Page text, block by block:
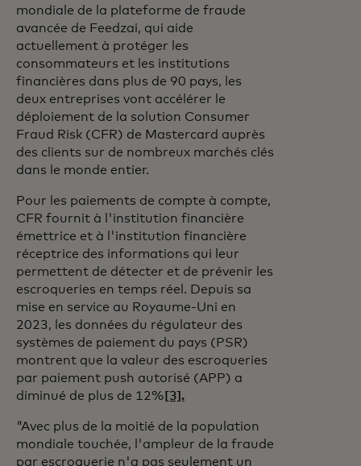
mondiale de la plateforme de fraude
avancée de Feedzai, qui aide
actuellement à protéger les
consommateurs et les institutions
financières dans plus de 90 pays, les
deux entreprises vont accélérer le
déploiement de la solution Consumer
Fraud Risk (CFR) de Mastercard auprès
des clients sur de nombreux marchés clés
dans le monde entier.
Pour les paiements de compte à compte,
CFR fournit à l'institution financière
émettrice et à l'institution financière
réceptrice des informations qui leur
permettent de détecter et de prévenir les
escroqueries en temps réel. Depuis sa
mise en service au Royaume-Uni en
2023, les données du régulateur des
systèmes de paiement du pays (PSR)
montrent que la valeur des escroqueries
par paiement push autorisé (APP) a
diminué de plus de 12% [3].
"Avec plus de la moitié de la population
mondiale touchée, l'ampleur de la fraude
par escroquerie n'a pas seulement un